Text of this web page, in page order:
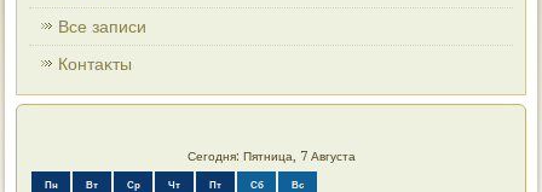
Все записи
Контаκты
Сегодня: Пятница, 7 Августа
Пн Вт Ср Чт Пт Сб Вс